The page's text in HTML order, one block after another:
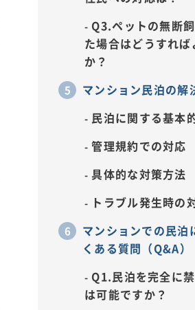
Q3.ペットの無断
た場合はどうすれば
か？
マンション民泊の解
民泊に関する基本
管理規約での対応
具体的な対策方法
トラブル発生時の
マンションでの民泊
くある質問（Q&A）
Q1.民泊を完全に
は可能ですか？